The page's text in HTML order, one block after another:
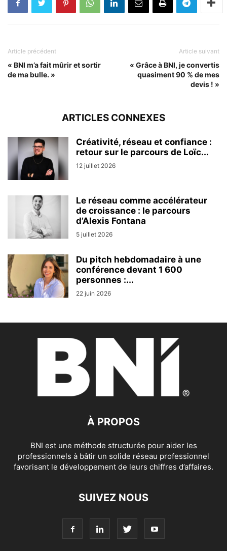
Article précédent
« BNI m’a fait mûrir et sortir
de ma bulle. »
Article suivant
« Grâce à BNI, je convertis
quasiment 90 % de mes
devis ! »
ARTICLES CONNEXES
Créativité, réseau et confiance :
retour sur le parcours de Loïc...
12 juillet 2026
Le réseau comme accélérateur
de croissance : le parcours
d’Alexis Fontana
5 juillet 2026
Du pitch hebdomadaire à une
conférence devant 1 600
personnes :...
22 juin 2026
À PROPOS
BNI est une méthode structurée pour aider les
professionnels à bâtir un solide réseau professionnel
favorisant le développement de leurs chiffres d’affaires.
SUIVEZ NOUS